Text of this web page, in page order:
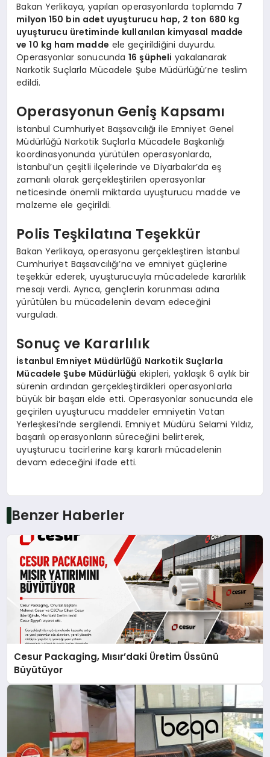
Bakan Yerlikaya, yapılan operasyonlarda toplamda 7
milyon 150 bin adet uyuşturucu hap, 2 ton 680 kg
uyuşturucu üretiminde kullanılan kimyasal madde
ve 10 kg ham madde ele geçirildiğini duyurdu.
Operasyonlar sonucunda16 şüpheli yakalanarak
Narkotik Suçlarla Mücadele Şube Müdürlüğü’ne teslim
edildi.
Operasyonun Geniş Kapsamı
İstanbul Cumhuriyet Başsavcılığı ile Emniyet Genel
Müdürlüğü Narkotik Suçlarla Mücadele Başkanlığı
koordinasyonunda yürütülen operasyonlarda,
İstanbul’un çeşitli ilçelerinde ve Diyarbakır’da eş
zamanlı olarak gerçekleştirilen operasyonlar
neticesinde önemli miktarda uyuşturucu madde ve
malzeme ele geçirildi.
Polis Teşkilatına Teşekkür
Bakan Yerlikaya, operasyonu gerçekleştiren İstanbul
Cumhuriyet Başsavcılığı’na ve emniyet güçlerine
teşekkür ederek, uyuşturucuyla mücadelede kararlılık
mesajı verdi. Ayrıca, gençlerin korunması adına
yürütülen bu mücadelenin devam edeceğini
vurguladı.
Sonuç ve Kararlılık
İstanbul Emniyet Müdürlüğü Narkotik Suçlarla
Mücadele Şube Müdürlüğü ekipleri, yaklaşık 6 aylık bir
sürenin ardından gerçekleştirdikleri operasyonlarla
büyük bir başarı elde etti. Operasyonlar sonucunda ele
geçirilen uyuşturucu maddeler emniyetin Vatan
Yerleşkesi’nde sergilendi. Emniyet Müdürü Selami Yıldız,
başarılı operasyonların süreceğini belirterek,
uyuşturucu tacirlerine karşı kararlı mücadelenin
devam edeceğini ifade etti.
Benzer Haberler
Cesur Packaging, Mısır’daki Üretim Üssünü
Büyütüyor